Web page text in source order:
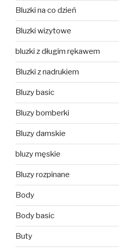
Bluzki na co dzień
Bluzki wizytowe
bluzki z długim rękawem
Bluzki z nadrukiem
Bluzy basic
Bluzy bomberki
Bluzy damskie
bluzy męskie
Bluzy rozpinane
Body
Body basic
Buty